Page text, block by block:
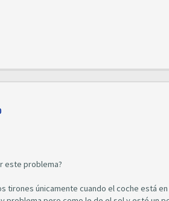
este problema?
tirones únicamente cuando el coche está